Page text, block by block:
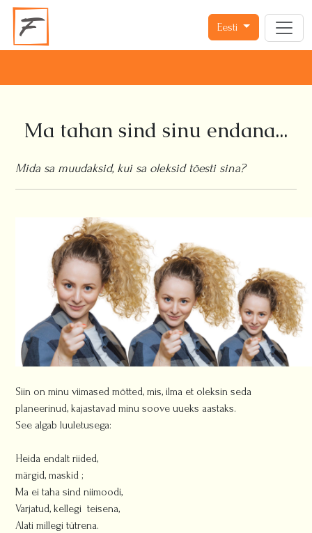
Eesti
Ma tahan sind sinu endana...
Mida sa muudaksid, kui sa oleksid tõesti sina?
Siin on minu viimased mõtted, mis, ilma et oleksin seda
planeerinud, kajastavad minu soove uueks aastaks.
See algab luuletusega:
Heida endalt riided,
märgid, maskid ;
Ma ei taha sind niimoodi,
Varjatud, kellegi teisena,
Alati millegi tütrena.